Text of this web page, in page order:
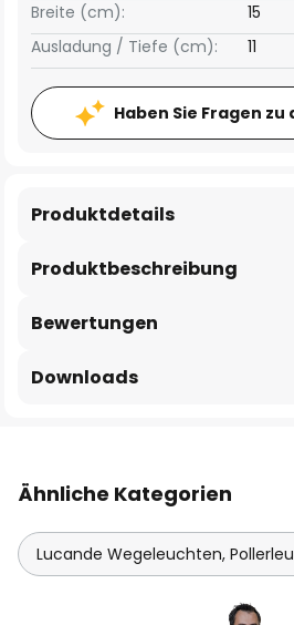
Breite (cm): 15
Ausladung / Tiefe (cm): 11
Haben Sie Fragen
Produktbeschreibung
Produktdetails
Bewertungen
Downloads
Ähnliche Kategorien
Lucande Wegeleuchten,